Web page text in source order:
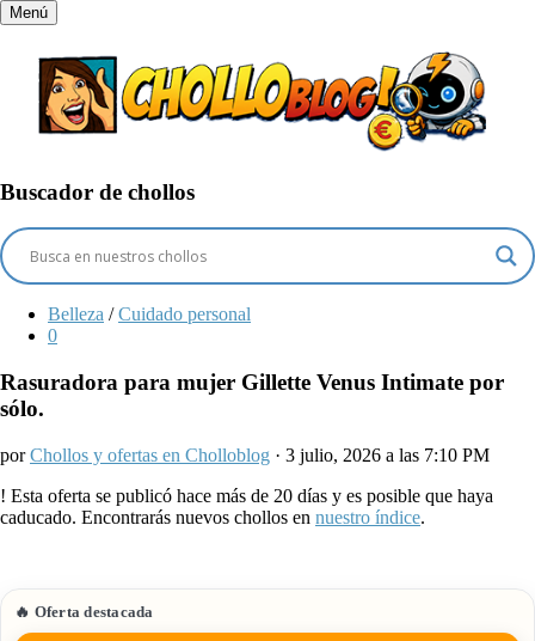
Menú
Buscador de chollos
Belleza / Cuidado personal
0
Rasuradora para mujer Gillette Venus Intimate por
sólo.
porChollos y ofertas en Cholloblog · 3 julio, 2026 a las 7:10 PM
! Esta oferta se publicó hace más de 20 días y es posible que haya
caducado. Encontrarás nuevos chollos en nuestro índice.
🔥 Oferta destacada